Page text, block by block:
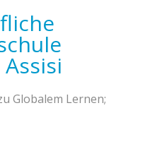
Globalem Lernen;